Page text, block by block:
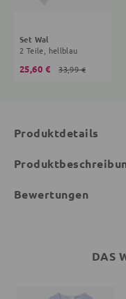
Set Wal
2 Teile, hellblau
25,60 € 33,99 €
Produktdetails
Bewertungen
DAS